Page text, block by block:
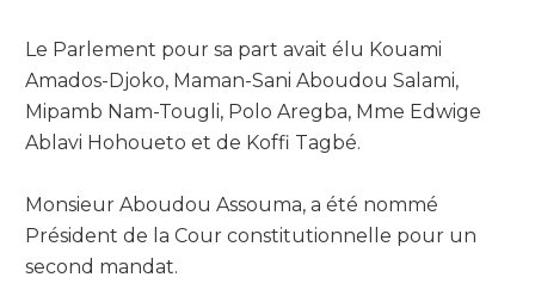
Le Parlement pour sa part avait élu Kouami
Amados-Djoko, Maman-Sani Aboudou Salami,
Mipamb Nam-Tougli, Polo Aregba, Mme Edwige
Ablavi Hohoueto et de Koffi Tagbé.
Monsieur Aboudou Assouma, a été nommé
Président de la Cour constitutionnelle pour un
second mandat.